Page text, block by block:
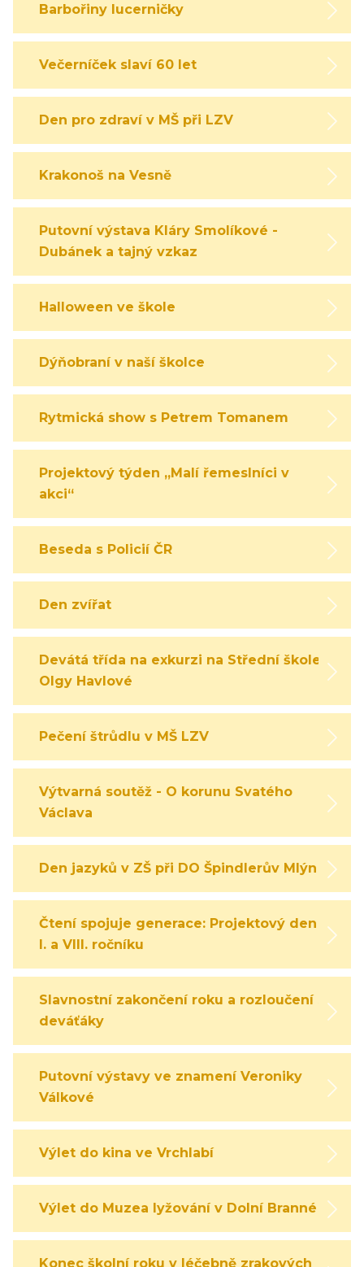
Barbořiny lucerničky
Večerníček slaví 60 let
Den pro zdraví v MŠ při LZV
Krakonoš na Vesně
Putovní výstava Kláry Smolíkové -
Dubánek a tajný vzkaz
Halloween ve škole
Dýňobraní v naší školce
Rytmická show s Petrem Tomanem
Projektový týden „Malí řemeslníci v
akci“
Beseda s Policií ČR
Den zvířat
Devátá třída na exkurzi na Střední škole
Olgy Havlové
Pečení štrůdlu v MŠ LZV
Výtvarná soutěž - O korunu Svatého
Václava
Den jazyků v ZŠ při DO Špindlerův Mlýn
Čtení spojuje generace: Projektový den
I. a VIII. ročníku
Slavnostní zakončení roku a rozloučení s
deváťáky
Putovní výstavy ve znamení Veroniky
Válkové
Výlet do kina ve Vrchlabí
Výlet do Muzea lyžování v Dolní Branné
Konec školní roku v léčebně zrakových